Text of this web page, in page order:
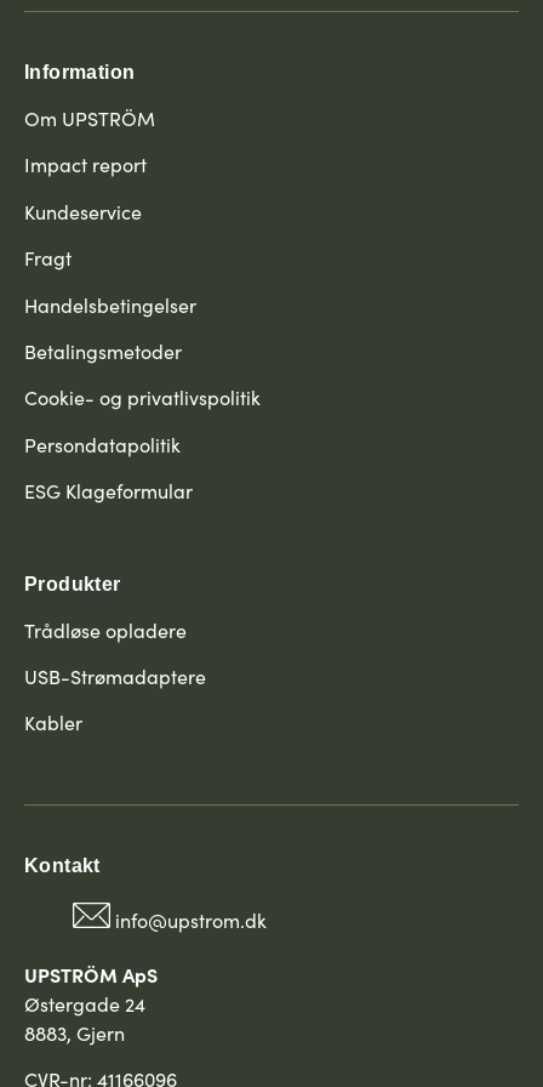
Information
Om UPSTRÖM
Impact report
Kundeservice
Fragt
Handelsbetingelser
Betalingsmetoder
Cookie- og privatlivspolitik
Persondatapolitik
ESG Klageformular
Produkter
Trådløse opladere
USB-Strømadaptere
Kabler
Kontakt
info@upstrom.dk
UPSTRÖM ApS
Østergade 24
8883, Gjern
CVR-nr: 41166096